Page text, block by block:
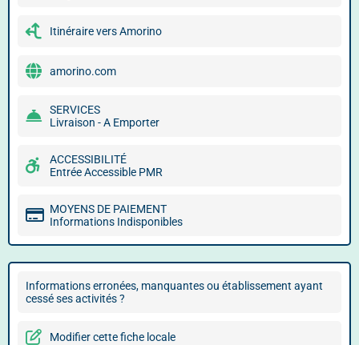
Itinéraire vers Amorino
amorino.com
SERVICES
Livraison - A Emporter
ACCESSIBILITÉ
Entrée Accessible PMR
MOYENS DE PAIEMENT
Informations Indisponibles
Informations erronées, manquantes ou établissement ayant
cessé ses activités ?
Modifier cette fiche locale